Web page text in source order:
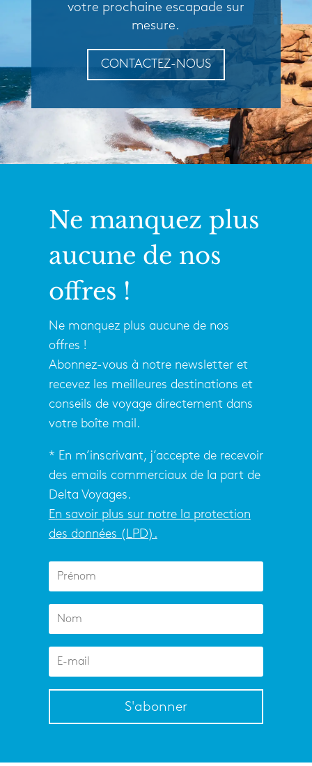
votre prochaine escapade sur
mesure.
CONTACTEZ-NOUS
Ne manquez plus
aucune de nos
offres !
Ne manquez plus aucune de nos
offres !
Abonnez-vous à notre newsletter et
recevez les meilleures destinations et
conseils de voyage directement dans
votre boîte mail.
* En m’inscrivant, j’accepte de recevoir
des emails commerciaux de la part de
Delta Voyages.
En savoir plus sur notre la protection
des données (LPD).
S'abonner